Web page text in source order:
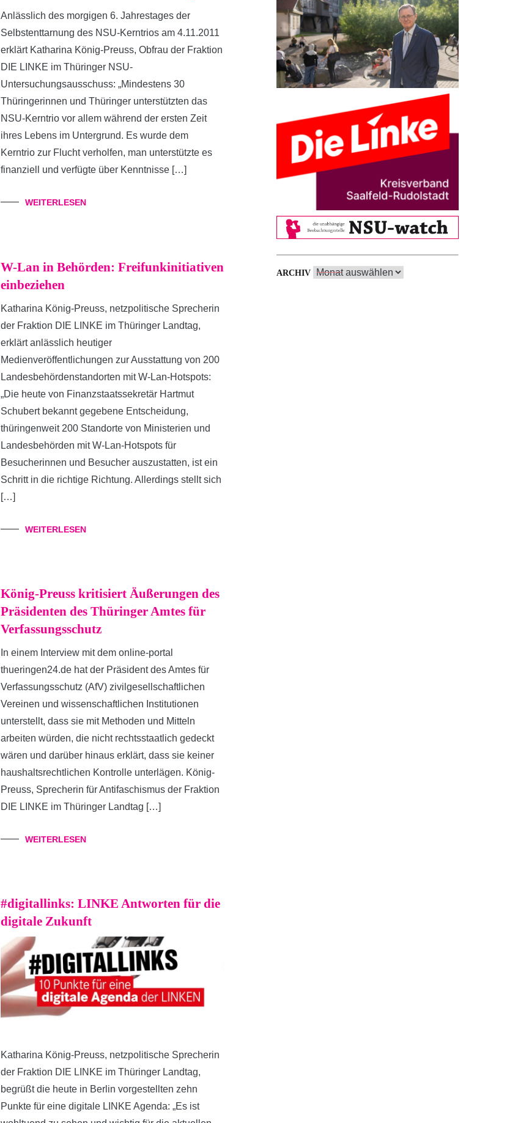
Anlässlich des morgigen 6. Jahrestages der
Selbstenttarnung des NSU-Kerntrios am 4.11.2011
erklärt Katharina König-Preuss, Obfrau der Fraktion
DIE LINKE im Thüringer NSU-
Untersuchungsausschuss: „Mindestens 30
Thüringerinnen und Thüringer unterstützten das
NSU-Kerntrio vor allem während der ersten Zeit
ihres Lebens im Untergrund. Es wurde dem
Kerntrio zur Flucht verholfen, man unterstützte es
finanziell und verfügte über Kenntnisse […]
WEITERLESEN
W-Lan in Behörden: Freifunkinitiativen
einbeziehen
Katharina König-Preuss, netzpolitische Sprecherin
der Fraktion DIE LINKE im Thüringer Landtag,
erklärt anlässlich heutiger
Medienveröffentlichungen zur Ausstattung von 200
Landesbehördenstandorten mit W-Lan-Hotspots:
„Die heute von Finanzstaatssekretär Hartmut
Schubert bekannt gegebene Entscheidung,
thüringenweit 200 Standorte von Ministerien und
Landesbehörden mit W-Lan-Hotspots für
Besucherinnen und Besucher auszustatten, ist ein
Schritt in die richtige Richtung. Allerdings stellt sich
[…]
WEITERLESEN
König-Preuss kritisiert Äußerungen des
Präsidenten des Thüringer Amtes für
Verfassungsschutz
In einem Interview mit dem online-portal
thueringen24.de hat der Präsident des Amtes für
Verfassungsschutz (AfV) zivilgesellschaftlichen
Vereinen und wissenschaftlichen Institutionen
unterstellt, dass sie mit Methoden und Mitteln
arbeiten würden, die nicht rechtsstaatlich gedeckt
wären und darüber hinaus erklärt, dass sie keiner
haushaltsrechtlichen Kontrolle unterlägen. König-
Preuss, Sprecherin für Antifaschismus der Fraktion
DIE LINKE im Thüringer Landtag […]
WEITERLESEN
#digitallinks: LINKE Antworten für die
digitale Zukunft
Katharina König-Preuss, netzpolitische Sprecherin
der Fraktion DIE LINKE im Thüringer Landtag,
begrüßt die heute in Berlin vorgestellten zehn
Punkte für eine digitale LINKE Agenda: „Es ist
ARCHIV Archiv